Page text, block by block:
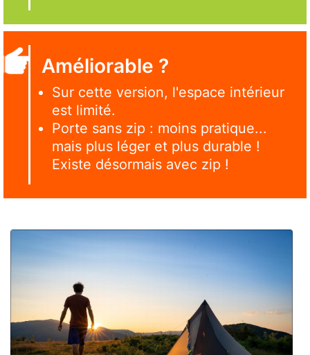
Améliorable ?
Sur cette version, l'espace intérieur
est limité.
Porte sans zip : moins pratique...
mais plus léger et plus durable !
Existe désormais avec zip !